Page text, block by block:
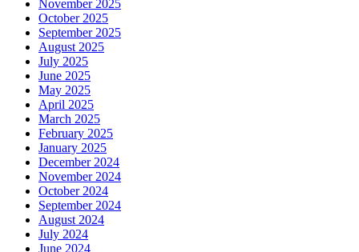
November 2025
October 2025
September 2025
August 2025
July 2025
June 2025
May 2025
April 2025
March 2025
February 2025
January 2025
December 2024
November 2024
October 2024
September 2024
August 2024
July 2024
June 2024